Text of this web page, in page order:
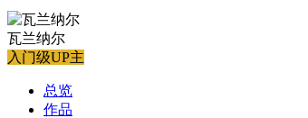
瓦兰纳尔
入门级UP主
总览
作品